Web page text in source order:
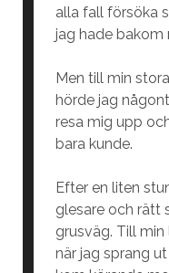
alla fall försöka
jag hade bakom
Men till min
hörde jag
resa mig upp
bara kunde.
Efter en liten
glesare och rätt
grusväg. Till
när jag sprang